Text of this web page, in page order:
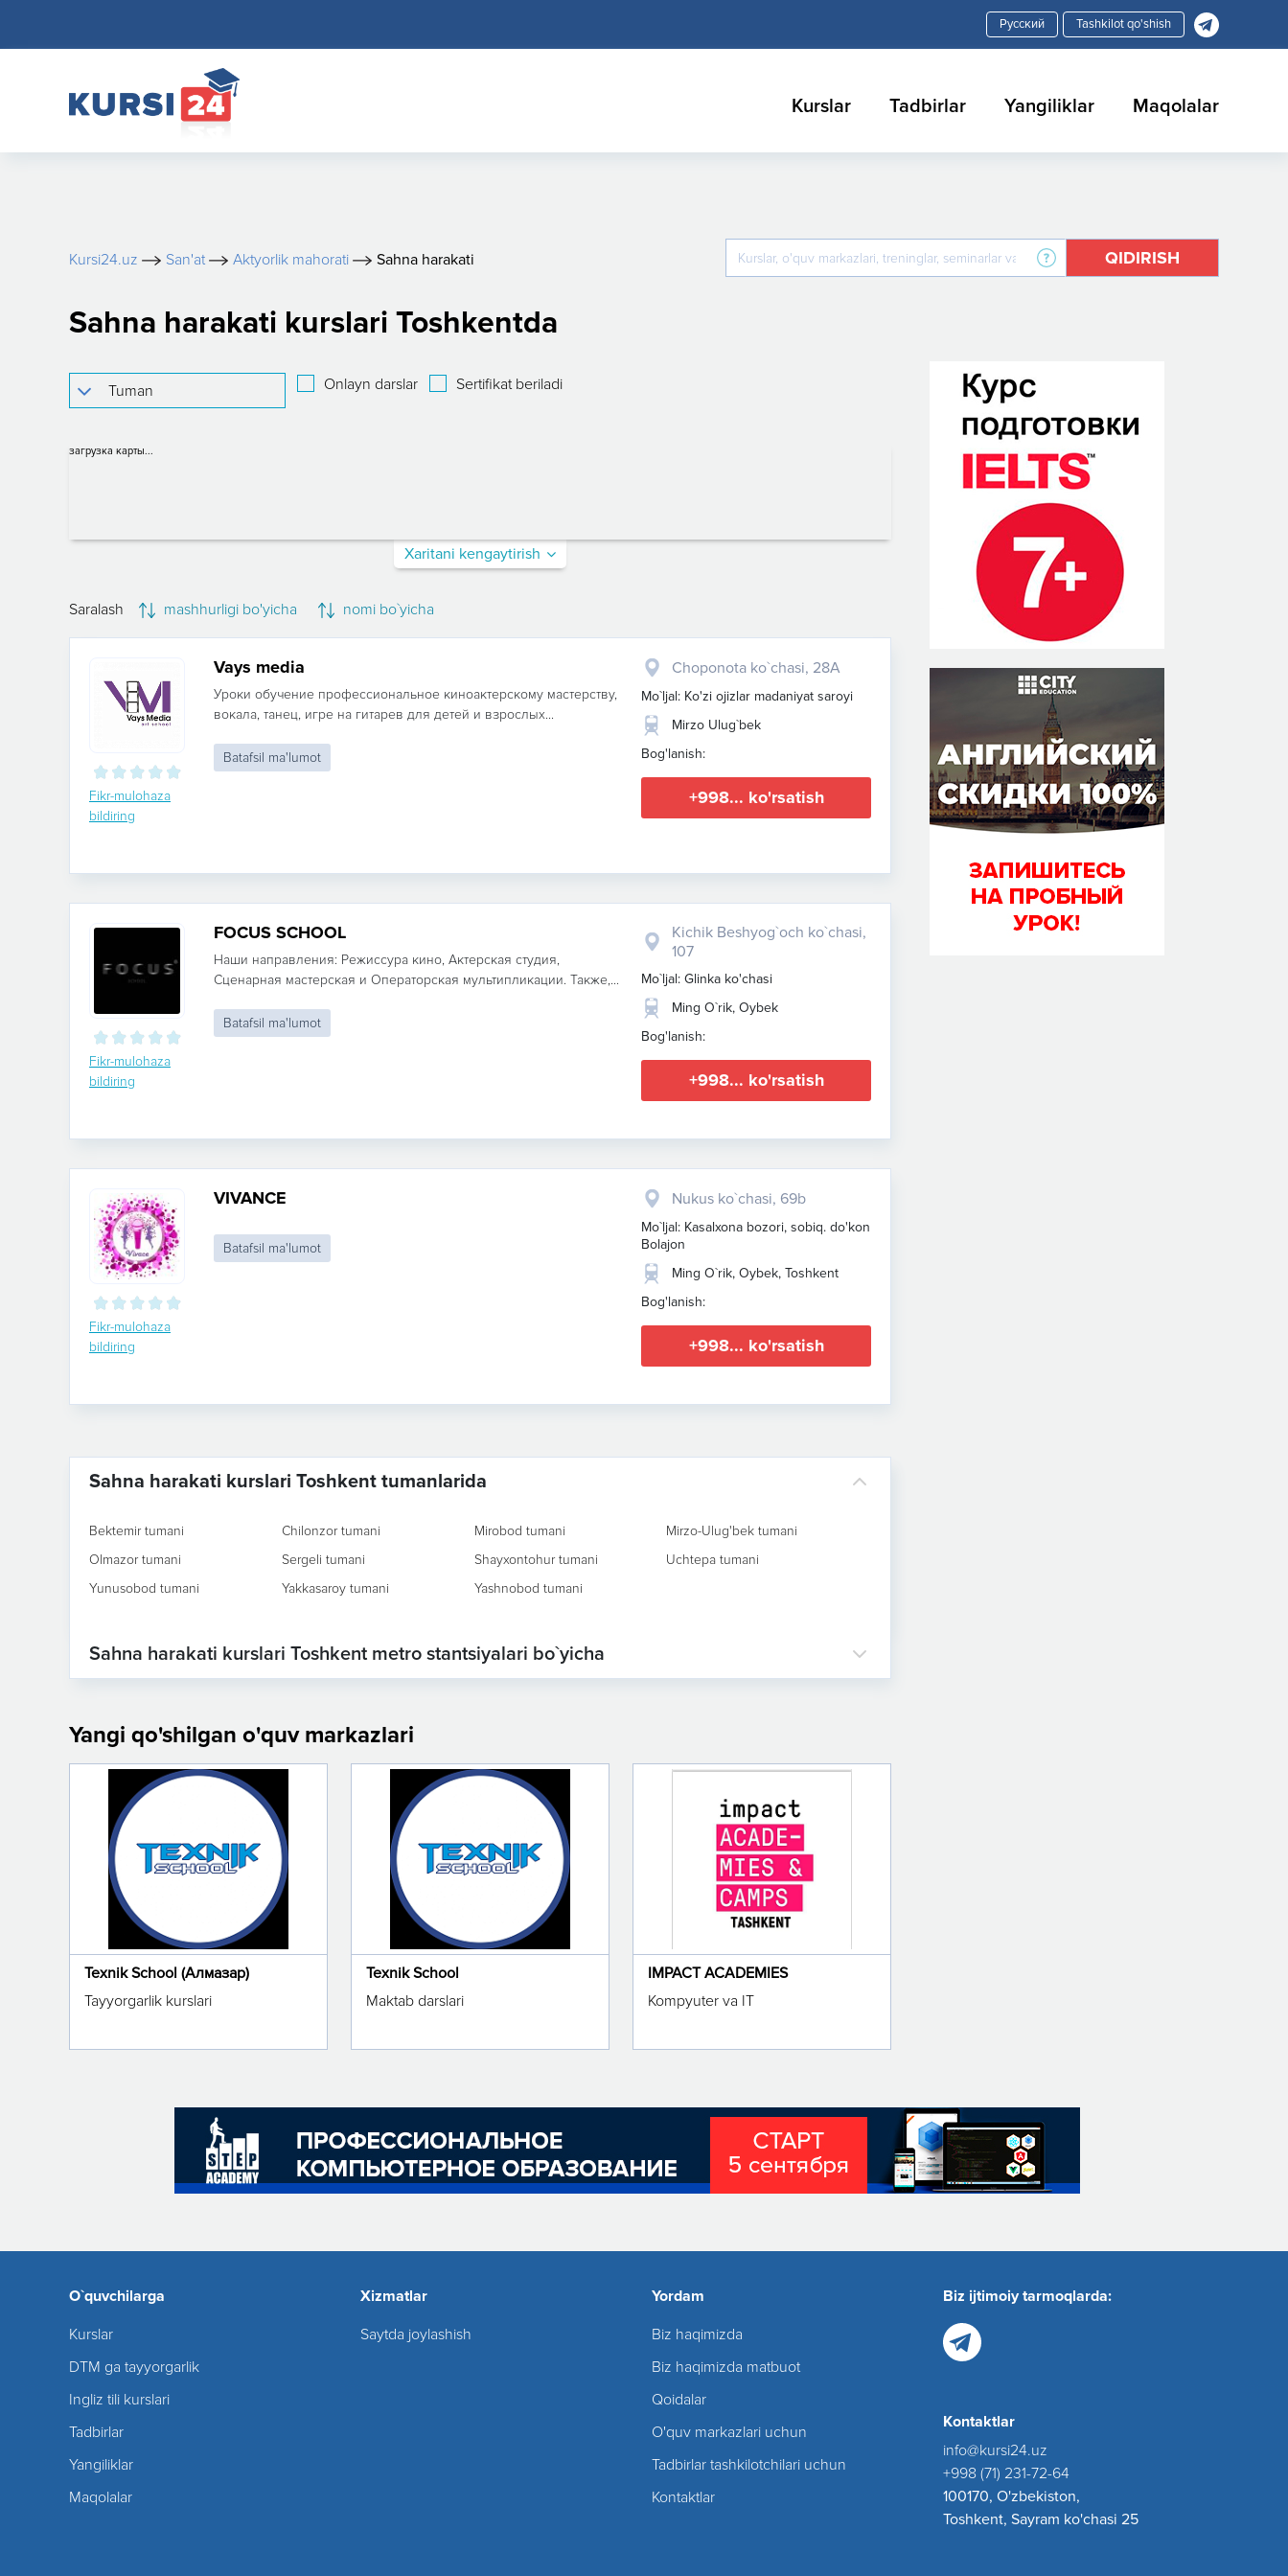
Tashkilot qo'shish
Kurslar Tadbirlar Yangiliklar Maqolalar
Kursi24.uz San'at Aktyorlik mahorati Sahna harakati QIDIRISH
Sahna harakati kurslari Toshkentda
Onlayn darslar Sertifikat beriladi
загрузка карты...
Xaritani kengaytirish
Saralash mashhurligi bo'yicha nomi bo`yicha
Fikr-mulohaza
bildiring
Vays media
Уроки обучение профессиональное киноактерскому мастерству,
вокала, танец, игре на гитарев для детей и взрослых...
Batafsil ma'lumot
​Choponota ko`chasi, 28A
Mo`ljal: Ko'zi ojizlar madaniyat saroyi
Mirzo Ulug`bek
Bog'lanish:
+998... ko'rsatish
Fikr-mulohaza
bildiring
FOCUS SCHOOL
Наши направления: Режиссура кино, Актерская студия,
Сценарная мастерская и Операторская мультипликации. Также,...
Batafsil ma'lumot
Kichik Beshyog`och ko`chasi,
107
Mo`ljal: Glinka ko'chasi
Ming O`rik, Oybek
Bog'lanish:
+998... ko'rsatish
Fikr-mulohaza
bildiring
VIVANCE
Batafsil ma'lumot
Nukus ko`chasi, 69b
Mo`ljal: Kasalxona bozori, sobiq. do'kon
Bolajon
Ming O`rik, Oybek, Toshkent
Bog'lanish:
+998... ko'rsatish
Sahna harakati kurslari Toshkent tumanlarida
Bektemir tumani Chilonzor tumani Mirobod tumani
Mirzo-Ulug'bek tumani
Olmazor tumani
Sergeli tumani Shayxontohur tumani
Uchtepa tumani
Yunusobod tumani
Yakkasaroy tumani Yashnobod tumani
Sahna harakati kurslari Toshkent metro stantsiyalari bo`yicha
Yangi qo'shilgan o'quv markazlari
Texnik School (Алмазар)
Tayyorgarlik kurslari
Texnik School
Maktab darslari
IMPACT ACADEMIES
Kompyuter va IT
O`quvchilarga
Kurslar
DTM ga tayyorgarlik
Ingliz tili kurslari
Tadbirlar
Yangiliklar
Maqolalar
Xizmatlar
Saytda joylashish
Yordam
Biz haqimizda
Biz haqimizda matbuot
Qoidalar
O'quv markazlari uchun
Tadbirlar tashkilotchilari uchun
Kontaktlar
Biz ijtimoiy tarmoqlarda:
Kontaktlar
info@kursi24.uz
+998 (71) 231-72-64
100170, O'zbekiston,
Toshkent, Sayram ko'chasi 25